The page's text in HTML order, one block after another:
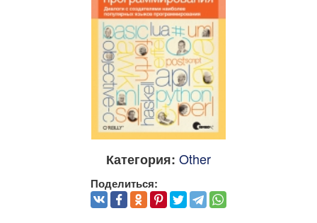
Категория: Other
Поделиться: